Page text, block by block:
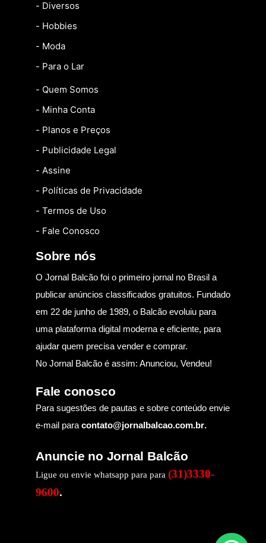
- Diversos
- Hobbies
- Moda
- Para o Lar
- Quem Somos
- Minha Conta
- Planos e Preços
- Publicidade Legal
- Assine
- Políticas de Privacidade
- Termos de Uso
- Fale Conosco
Sobre nós
O Jornal Balcão foi o primeiro jornal no Brasil a
publicar anúncios classificados gratuitos. Fundado
em 22 de junho de 1989, o Balcão evoluiu para
uma plataforma digital moderna e eficiente, para
ajudar quem precisa vender e comprar.
No Jornal Balcão é assim: Anunciou, Vendeu!
Fale conosco
Para sugestões de pautas e sobre conteúdo envie
e-mail para contato@jornalbalcao.com.br.
Anuncie no Jornal Balcão
Ligue ou envie whatsapp para para (31)3330-
9600.